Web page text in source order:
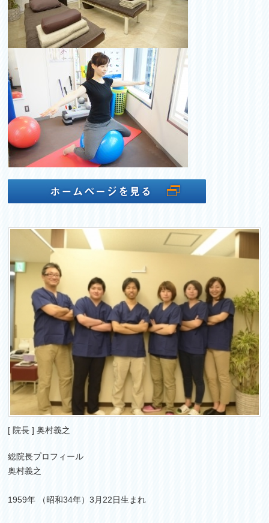
[ 院長 ] 奥村義之
総院長プロフィール
奥村義之
1959年 （昭和34年）3月22日生まれ